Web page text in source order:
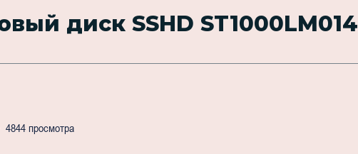
диск SSHD ST1000LM014
4844 просмотра